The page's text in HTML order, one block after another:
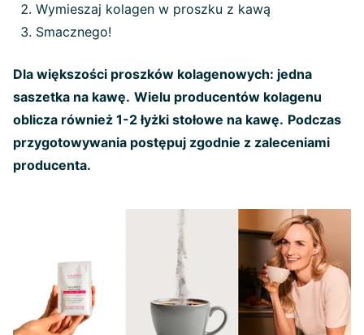
Wymieszaj kolagen w proszku z kawą
Smacznego!
Dla większości proszków kolagenowych: jedna
saszetka na kawę. Wielu producentów kolagenu
oblicza również 1-2 łyżki stołowe na kawę. Podczas
przygotowywania postępuj zgodnie z zaleceniami
producenta.